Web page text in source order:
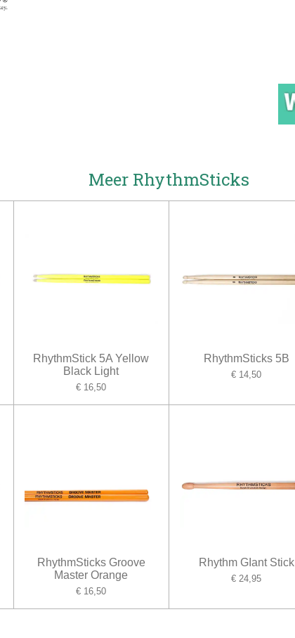
Meer RhythmSticks
RhythmStick 5A Yellow
Black Light
€ 16,50
RhythmSticks 5B
€ 14,50
RhythmSticks Groove
Master Orange
€ 16,50
Rhythm GIant Stick
€ 24,95